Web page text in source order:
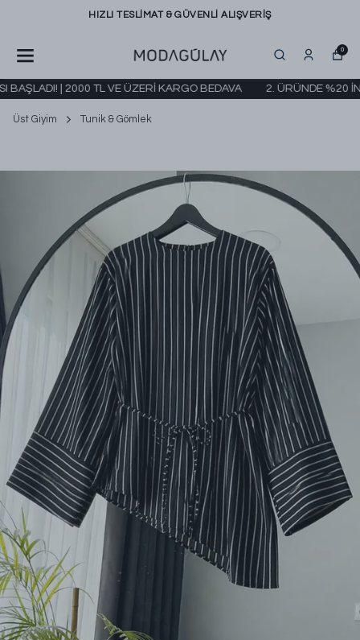
2000 TL ÜZERİ ÜCRETSİZ
0
| 2000 TL VE ÜZERİ KARGO BEDAVA 2. ÜRÜNDE %20
Üst Giyim Tunik & Gömlek